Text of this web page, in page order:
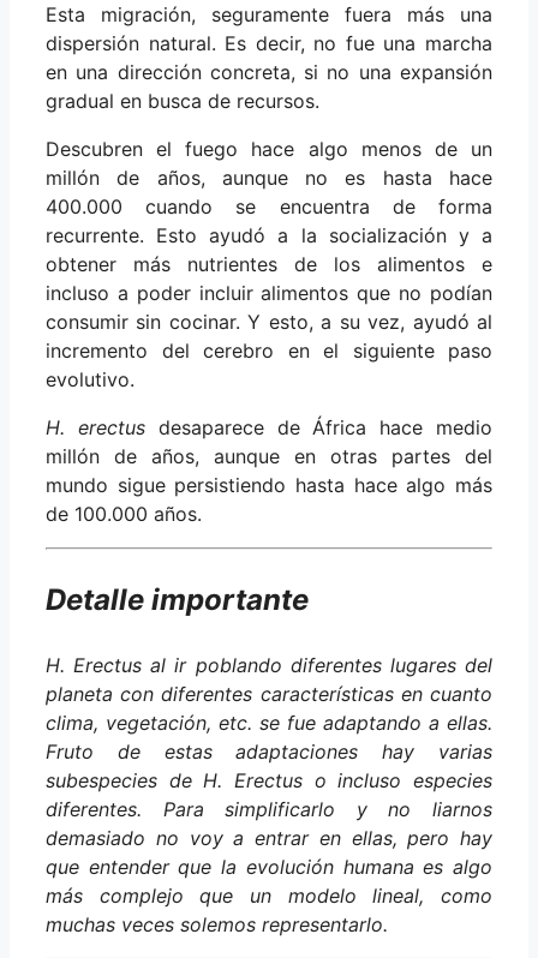
Esta migración, seguramente fuera más una
dispersión natural. Es decir, no fue una marcha
en una dirección concreta, si no una expansión
gradual en busca de recursos.
Descubren el fuego hace algo menos de un
millón de años, aunque no es hasta hace
400.000 cuando se encuentra de forma
recurrente. Esto ayudó a la socialización y a
obtener más nutrientes de los alimentos e
incluso a poder incluir alimentos que no podían
consumir sin cocinar. Y esto, a su vez, ayudó al
incremento del cerebro en el siguiente paso
evolutivo.
H. erectusdesaparece de África hace medio
millón de años, aunque en otras partes del
mundo sigue persistiendo hasta hace algo más
de 100.000 años.
Detalle importante
H. Erectus al ir poblando diferentes lugares del
planeta con diferentes características en cuanto
clima, vegetación, etc. se fue adaptando a ellas.
Fruto de estas adaptaciones hay varias
subespecies de H. Erectus o incluso especies
diferentes. Para simplificarlo y no liarnos
demasiado no voy a entrar en ellas, pero hay
que entender que la evolución humana es algo
más complejo que un modelo lineal, como
muchas veces solemos representarlo.